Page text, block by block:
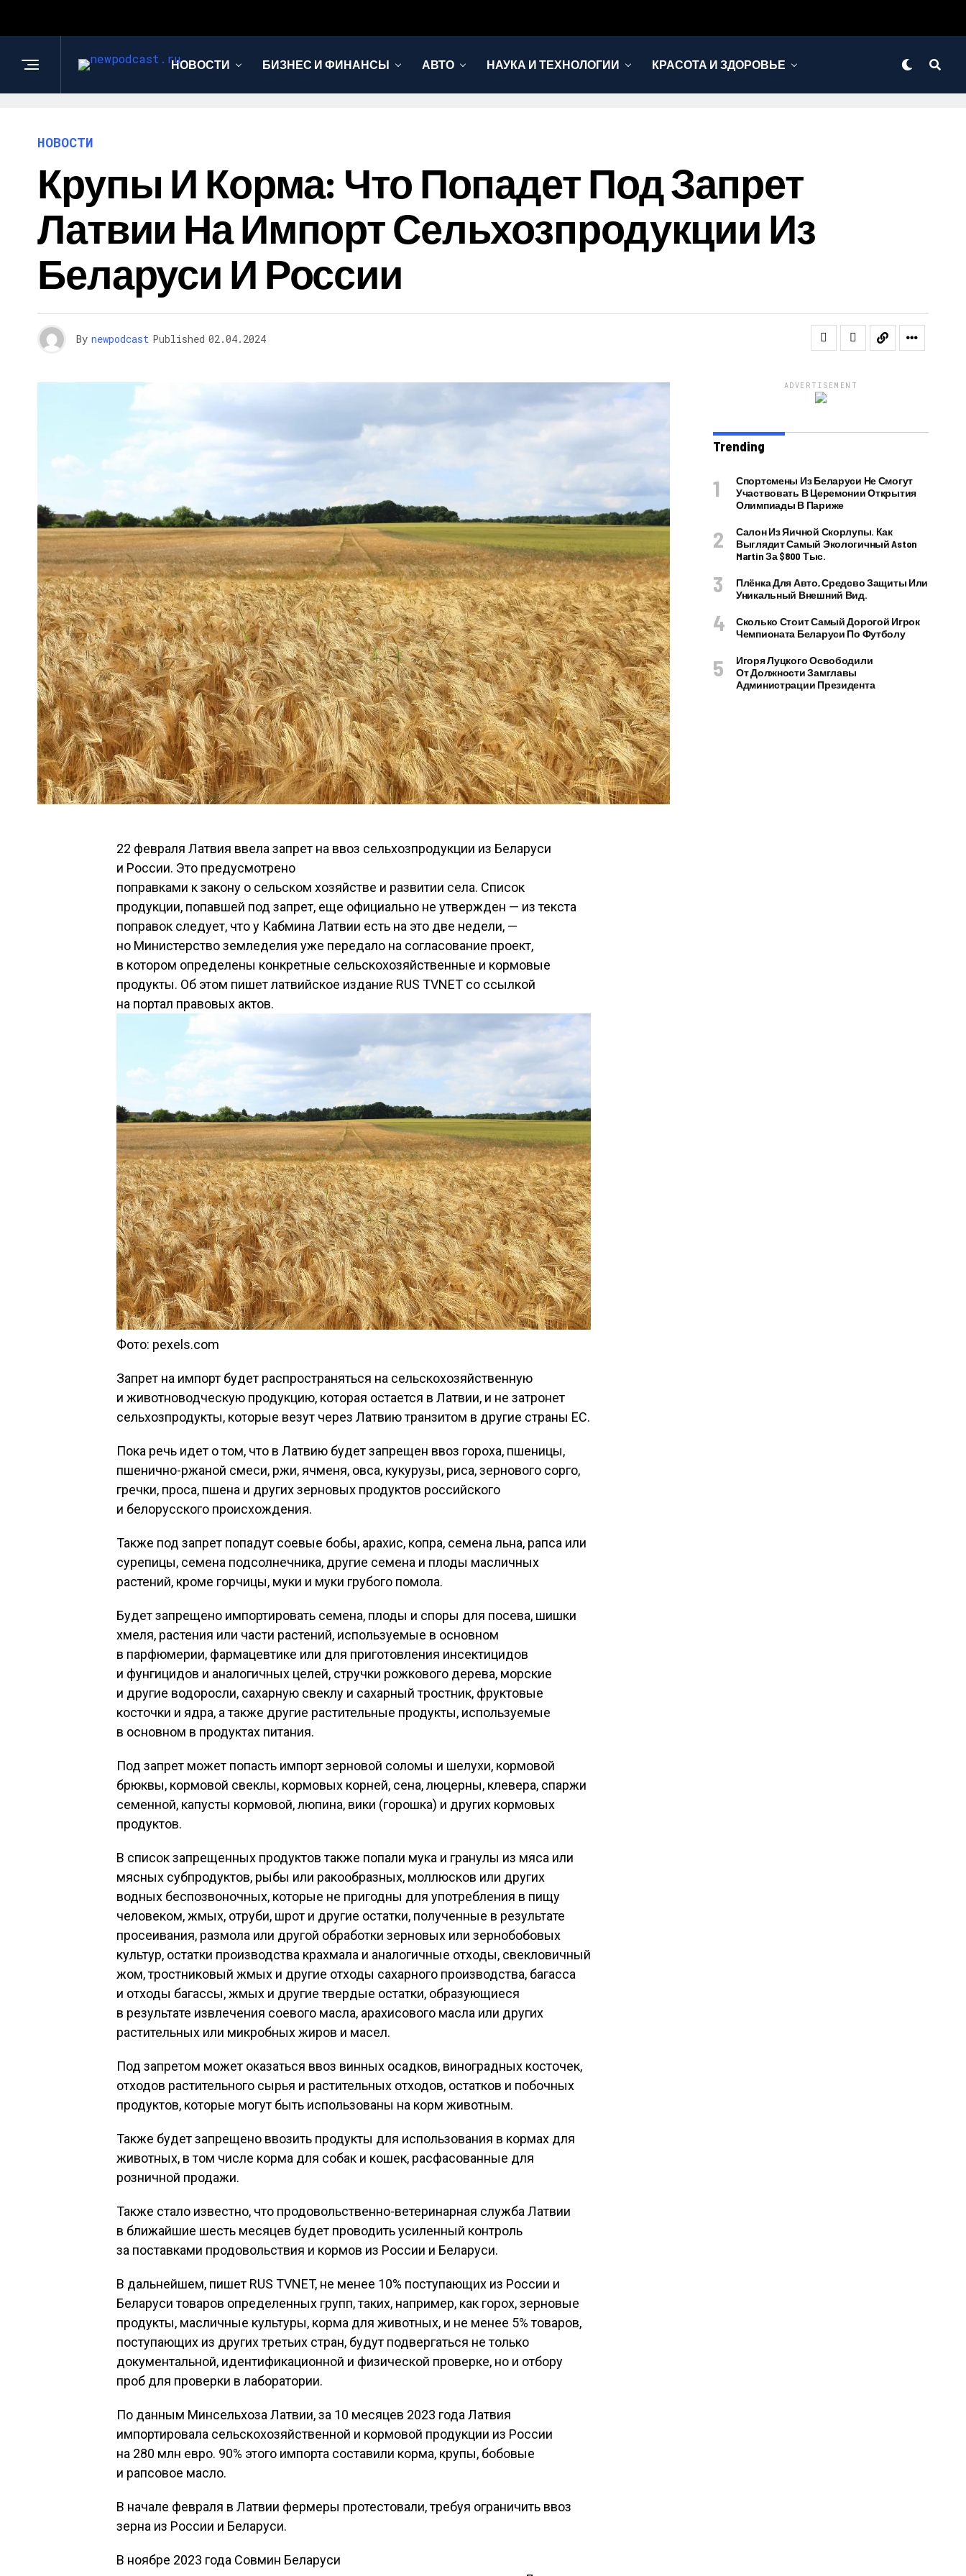
НОВОСТИ БИЗНЕС И ФИНАНСЫ АВТО НАУКА И ТЕХНОЛОГИИ КРАСОТА И ЗДОРОВЬЕ
НОВОСТИ
Крупы И Корма: Что Попадет Под Запрет
Латвии На Импорт Сельхозпродукции Из
Беларуси И России
By newpodcast Published 02.04.2024
22 февраля Латвия ввела запрет на ввоз сельхозпродукции из Беларуси
и России. Это предусмотрено
поправками к закону о сельском хозяйстве и развитии села. Список
продукции, попавшей под запрет, еще официально не утвержден — из текста
поправок следует, что у Кабмина Латвии есть на это две недели, —
но Министерство земледелия уже передало на согласование проект,
в котором определены конкретные сельскохозяйственные и кормовые
продукты. Об этом пишет латвийское издание RUS TVNET со ссылкой
на портал правовых актов.
Фото: pexels.com
Запрет на импорт будет распространяться на сельскохозяйственную
и животноводческую продукцию, которая остается в Латвии, и не затронет
сельхозпродукты, которые везут через Латвию транзитом в другие страны ЕС.
Пока речь идет о том, что в Латвию будет запрещен ввоз гороха, пшеницы,
пшенично-ржаной смеси, ржи, ячменя, овса, кукурузы, риса, зернового сорго,
гречки, проса, пшена и других зерновых продуктов российского
и белорусского происхождения.
Также под запрет попадут соевые бобы, арахис, копра, семена льна, рапса или
сурепицы, семена подсолнечника, другие семена и плоды масличных
растений, кроме горчицы, муки и муки грубого помола.
Будет запрещено импортировать семена, плоды и споры для посева, шишки
хмеля, растения или части растений, используемые в основном
в парфюмерии, фармацевтике или для приготовления инсектицидов
и фунгицидов и аналогичных целей, стручки рожкового дерева, морские
и другие водоросли, сахарную свеклу и сахарный тростник, фруктовые
косточки и ядра, а также другие растительные продукты, используемые
в основном в продуктах питания.
Под запрет может попасть импорт зерновой соломы и шелухи, кормовой
брюквы, кормовой свеклы, кормовых корней, сена, люцерны, клевера, спаржи
семенной, капусты кормовой, люпина, вики (горошка) и других кормовых
продуктов.
В список запрещенных продуктов также попали мука и гранулы из мяса или
мясных субпродуктов, рыбы или ракообразных, моллюсков или других
водных беспозвоночных, которые не пригодны для употребления в пищу
человеком, жмых, отруби, шрот и другие остатки, полученные в результате
просеивания, размола или другой обработки зерновых или зернобобовых
культур, остатки производства крахмала и аналогичные отходы, свекловичный
жом, тростниковый жмых и другие отходы сахарного производства, багасса
и отходы багассы, жмых и другие твердые остатки, образующиеся
в результате извлечения соевого масла, арахисового масла или других
растительных или микробных жиров и масел.
Под запретом может оказаться ввоз винных осадков, виноградных косточек,
отходов растительного сырья и растительных отходов, остатков и побочных
продуктов, которые могут быть использованы на корм животным.
Также будет запрещено ввозить продукты для использования в кормах для
животных, в том числе корма для собак и кошек, расфасованные для
розничной продажи.
Также стало известно, что продовольственно-ветеринарная служба Латвии
в ближайшие шесть месяцев будет проводить усиленный контроль
за поставками продовольствия и кормов из России и Беларуси.
В дальнейшем, пишет RUS TVNET, не менее 10% поступающих из России и
Беларуси товаров определенных групп, таких, например, как горох, зерновые
продукты, масличные культуры, корма для животных, и не менее 5% товаров,
поступающих из других третьих стран, будут подвергаться не только
документальной, идентификационной и физической проверке, но и отбору
проб для проверки в лаборатории.
По данным Минсельхоза Латвии, за 10 месяцев 2023 года Латвия
импортировала сельскохозяйственной и кормовой продукции из России
на 280 млн евро. 90% этого импорта составили корма, крупы, бобовые
и рапсовое масло.
В начале февраля в Латвии фермеры протестовали, требуя ограничить ввоз
зерна из России и Беларуси.
В ноябре 2023 года Совмин Беларуси
ADVERTISEMENT
Trending
Спортсмены Из Беларуси Не Смогут
Участвовать В Церемонии Открытия
Олимпиады В Париже
Салон Из Яичной Скорлупы. Как
Выглядит Самый Экологичный Aston
Martin За $800 Тыс.
Плёнка Для Авто, Средсво Защиты Или
Уникальный Внешний Вид.
Сколько Стоит Самый Дорогой Игрок
Чемпионата Беларуси По Футболу
Игоря Луцкого Освободили
От Должности Замглавы
Администрации Президента